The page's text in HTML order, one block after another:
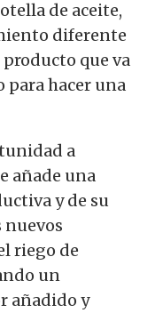
de aceite,
diferente
que va
para hacer una
a
añade una
y de su
riego de
un
añadido y